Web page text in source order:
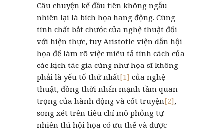
Câu chuyện kể đầu tiên không ngẫu
nhiên lại là bích họa hang động. Cùng
tính chất bắt chước của nghệ thuật đối
với hiện thực, tuy Aristotle viện dẫn hội
họa để làm rõ việc miêu tả tính cách của
các kịch tác gia cũng như họa sĩ không
phải là yếu tố thứ nhất[1] của nghệ
thuật, đồng thời nhấn mạnh tầm quan
trọng của hành động và cốt truyện[2],
song xét trên tiêu chí mô phỏng tự
nhiên thì hội họa có ưu thế và được